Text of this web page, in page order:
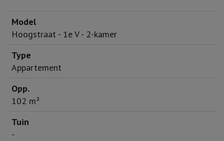
Hoogstraat - 1e V - 2-kamer
Appartement
102 m²
-